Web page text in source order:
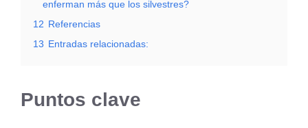
enferman más que los silvestres?
12 Referencias
13 Entradas relacionadas:
Puntos clave